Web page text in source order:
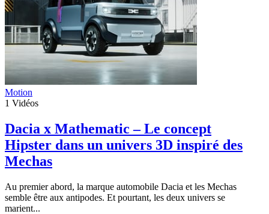
Motion
1 Vidéos
Dacia x Mathematic – Le concept
Hipster dans un univers 3D inspiré des
Mechas
Au premier abord, la marque automobile Dacia et les Mechas
semble être aux antipodes. Et pourtant, les deux univers se
marient...